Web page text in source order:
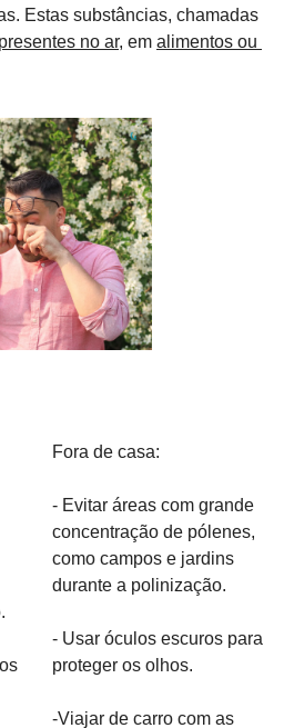
no ar, em alimentos ou
Fora de casa:
- Evitar áreas com grande
concentração de pólenes,
como campos e jardins
durante a polinização.
- Usar óculos escuros para
proteger os olhos.
-Viajar de carro com as